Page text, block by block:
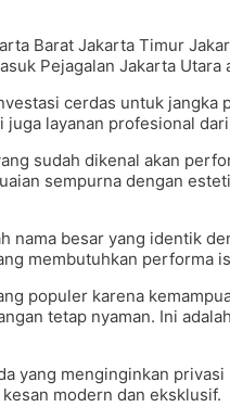
Barat Jakarta Timur
Pejagalan Jakarta Utara
cerdas untuk jangka
layanan profesional
sudah dikenal akan
sempurna dengan
nama besar yang identik
membutuhkan performa
populer karena
tetap nyaman. Ini
yang menginginkan
modern dan eksklusif.